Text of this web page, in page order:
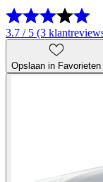
3.7 / 5 (3
Opslaan in Favorieten